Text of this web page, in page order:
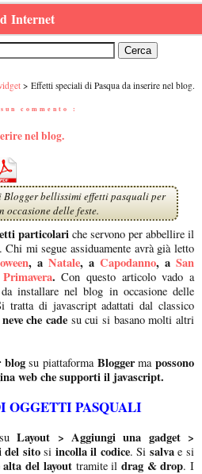
Internet
Effetti speciali di Pasqua da inserire nel blog.
commento :
nel blog.
bellissimi effetti pasquali per
delle feste.
particolari che servono per abbellire il
mi segue assiduamente avrà già letto
, a Natale, a Capodanno, aSan
. Con questo articolo vado a
installare nel blog in occasione delle
tratta di javascript adattati dal classico
che cadesu cui si basano molti altri
blogsu piattaforma Bloggermapossono
web che supporti il javascript.
OGGETTI PASQUALI
suLayout > Aggiungi una gadget >
del sitosi incolla il codice. Si salvae si
del layouttramite il drag & drop. I